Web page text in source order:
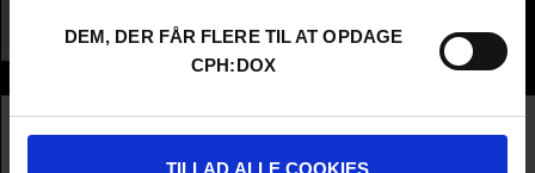
DEM, DER FÅR FLERE TIL AT OPDAGE
CPH:DOX
TILLAD ALLE COOKIES
Nationality
United States
Company
Fund / Foundation